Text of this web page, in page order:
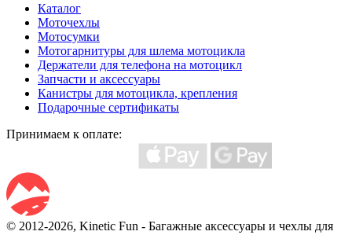
Каталог
Моточехлы
Мотосумки
Мотогарнитуры для шлема мотоцикла
Держатели для телефона на мотоцикл
Запчасти и аксессуары
Канистры для мотоцикла, крепления
Подарочные сертификаты
Принимаем к оплате:
© 2012-2026, Kinetic Fun - Багажные аксессуары и чехлы для